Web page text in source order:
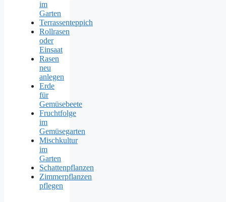
im
Garten
Terrassenteppich
Rollrasen
oder
Einsaat
Rasen
neu
anlegen
Erde
für
Gemüsebeete
Fruchtfolge
im
Gemüsegarten
Mischkultur
im
Garten
Schattenpflanzen
Zimmerpflanzen
pflegen